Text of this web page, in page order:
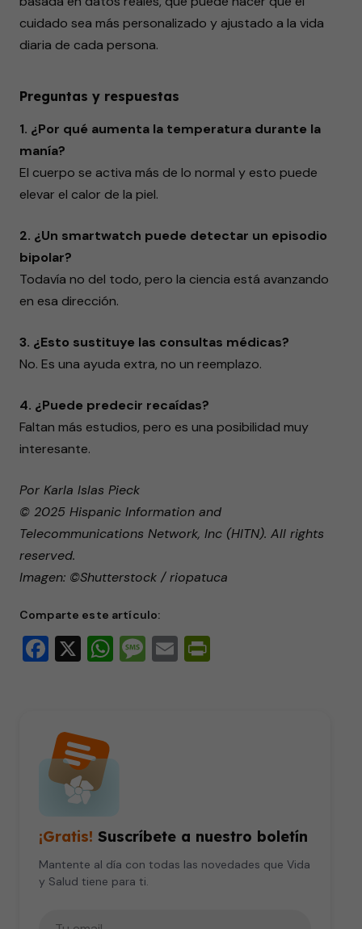
cuidado sea más personalizado y ajustado a la vida
diaria de cada persona.
Preguntas y respuestas
1. ¿Por qué aumenta la temperatura durante la
manía?
El cuerpo se activa más de lo normal y esto puede
elevar el calor de la piel.
2. ¿Un smartwatch puede detectar un episodio
bipolar?
Todavía no del todo, pero la ciencia está avanzando
en esa dirección.
3. ¿Esto sustituye las consultas médicas?
No. Es una ayuda extra, no un reemplazo.
4. ¿Puede predecir recaídas?
Faltan más estudios, pero es una posibilidad muy
interesante.
Por Karla Islas Pieck
© 2025 Hispanic Information and
Telecommunications Network, Inc (HITN). All rights
reserved.
Imagen: ©Shutterstock / riopatuca
Comparte este artículo:
Facebook
X WhatsApp
Message
Email
¡Gratis! Suscríbete a nuestro boletín
Mantente al día con todas las novedades que Vida
y Salud tiene para ti.